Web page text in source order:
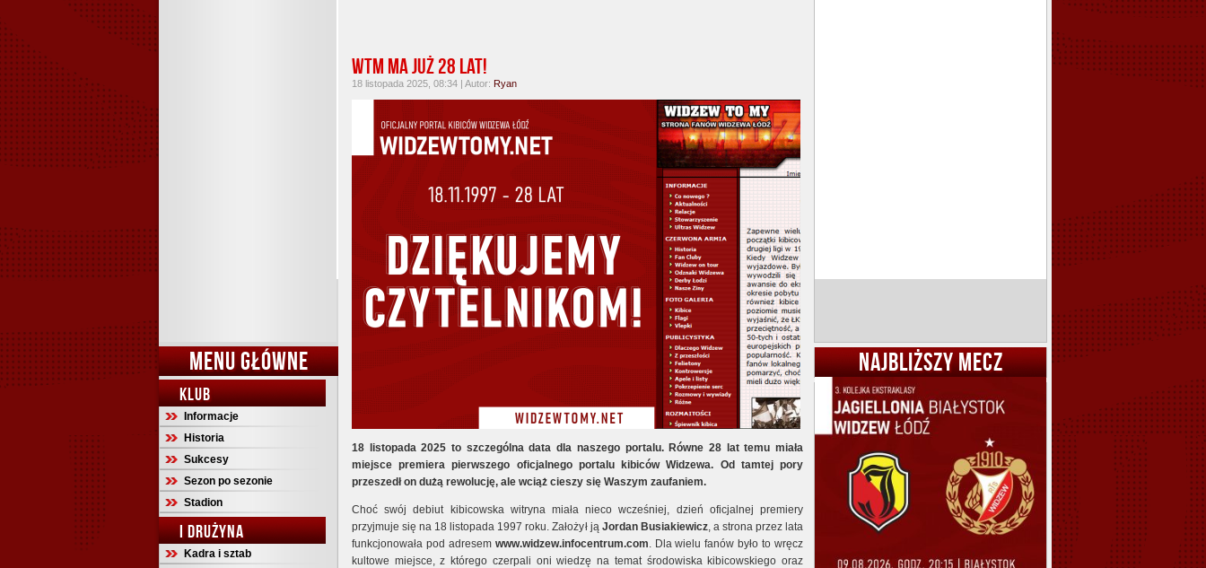
MENU GŁÓWNE
KLUB
Informacje
Historia
Sukcesy
Sezon po sezonie
Stadion
I DRUŻYNA
Kadra i sztab
WTM ma już 28 lat!
18 listopada 2025, 08:34 | Autor: Ryan
18 listopada 2025 to szczególna data dla naszego portalu. Równe 28 lat temu miała
miejsce premiera pierwszego oficjalnego portalu kibiców Widzewa. Od tamtej pory
przeszedł on dużą rewolucję, ale wciąż cieszy się Waszym zaufaniem.
Choć swój debiut kibicowska witryna miała nieco wcześniej, dzień oficjalnej premiery
przyjmuje się na 18 listopada 1997 roku. Założył ją Jordan Busiakiewicz, a strona przez lata
funkcjonowała pod adresem www.widzew.infocentrum.com. Dla wielu fanów było to wręcz
kultowe miejsce, z którego czerpali oni wiedzę na temat środowiska kibicowskiego oraz
NAJBLIŻSZY MECZ